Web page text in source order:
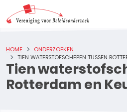
Tien
Rotterdam en
HOME
ONDERZOEKEN
TIEN WATERSTOFSCHEPEN TUSSEN